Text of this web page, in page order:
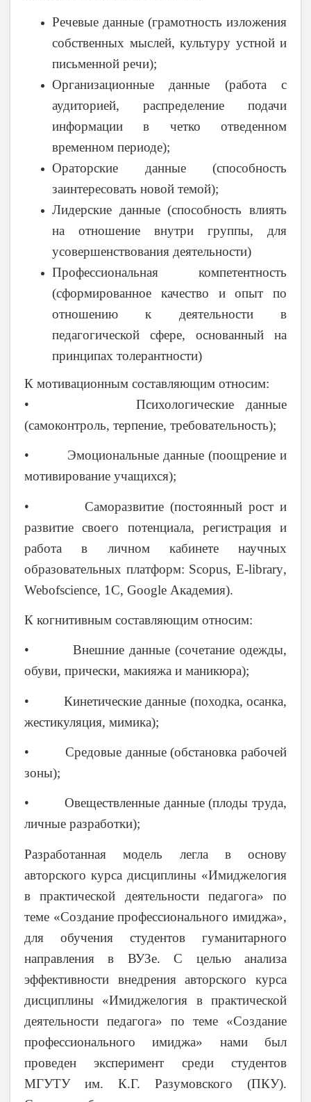
Речевые данные (грамотность изложения
собственных мыслей, культуру устной и
письменной речи);
Организационные данные (работа с
аудиторией, распределение подачи
информации в четко отведенном
временном периоде);
Ораторские данные (способность
заинтересовать новой темой);
Лидерские данные (способность влиять
на отношение внутри группы, для
усовершенствования деятельности)
Профессиональная компетентность
(сформированное качество и опыт по
отношению к деятельности в
педагогической сфере, основанный на
принципах толерантности)
К мотивационным составляющим относим:
• Психологические данные
(самоконтроль, терпение, требовательность);
• Эмоциональные данные (поощрение и
мотивирование учащихся);
• Саморазвитие (постоянный рост и
развитие своего потенциала, регистрация и
работа в личном кабинете научных
образовательных платформ: Scopus,E-library,
Webofscience, 1C, Google Академия).
К когнитивным составляющим относим:
• Внешние данные (сочетание одежды,
обуви, прически, макияжа и маникюра);
• Кинетические данные (походка, осанка,
жестикуляция, мимика);
• Средовые данные (обстановка рабочей
зоны);
• Овеществленные данные (плоды труда,
личные разработки);
Разработанная модель легла в основу
авторского курса дисциплины «Имиджелогия
в практической деятельности педагога» по
теме «Создание профессионального имиджа»,
для обучения студентов гуманитарного
направления в ВУЗе. С целью анализа
эффективности внедрения авторского курса
дисциплины «Имиджелогия в практической
деятельности педагога» по теме «Создание
профессионального имиджа» нами был
проведен эксперимент среди студентов
МГУТУ им. К.Г. Разумовского (ПКУ).